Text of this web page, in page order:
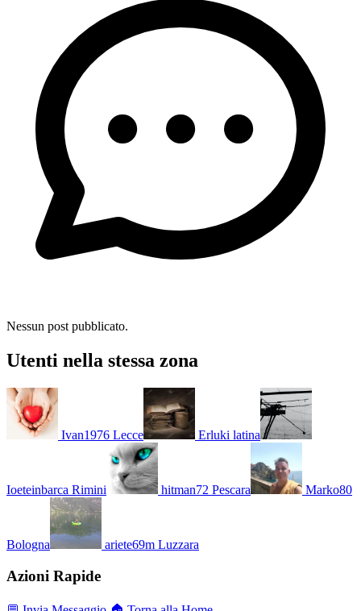
Nessun post pubblicato.
Utenti nella stessa zona
Ivan1976 Lecce Erluki latina
Ioeteinbarca Rimini hitman72 Pescara Marko80
Bologna ariete69m Luzzara
Azioni Rapide